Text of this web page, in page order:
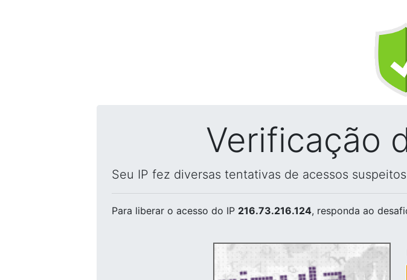
Verificação
Seu IP fez diversas tentativas de acessos
Para liberar o acesso do IP 216.73.216.124, responda ao